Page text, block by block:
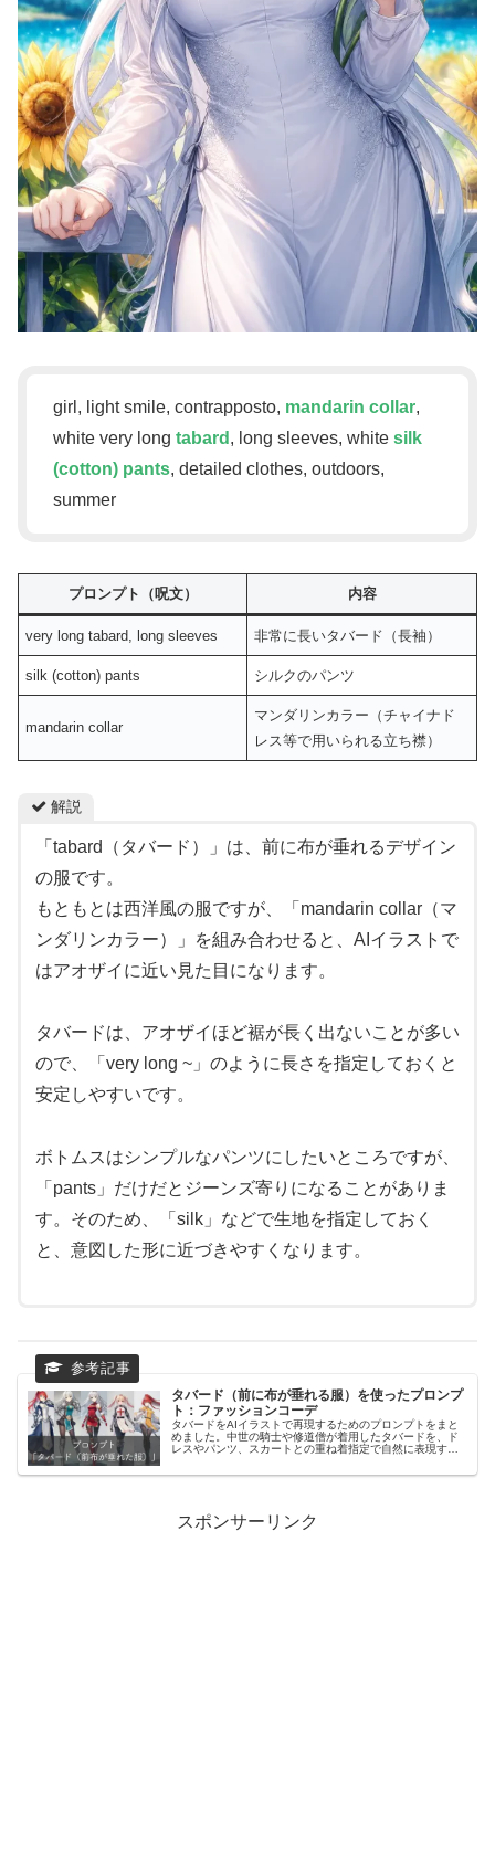
girl, light smile, contrapposto, mandarin collar,
white very long tabard , long sleeves, white silk
(cotton) pants, detailed clothes, outdoors,
summer
プロンプト（呪文） 内容
very long tabard, long sleeves 非常に長いタバード（長袖）
silk (cotton) pants シルクのパンツ
mandarin collar
マンダリンカラー（チャイナド
レス等で用いられる立ち襟）
解説
「tabard（タバード）」は、前に布が垂れるデザイン
の服です。
もともとは西洋風の服ですが、「mandarin collar（マ
ンダリンカラー）」を組み合わせると、AIイラストで
はアオザイに近い見た目になります。
タバードは、アオザイほど裾が長く出ないことが多い
ので、「very long ~」のように長さを指定しておくと
安定しやすいです。
ボトムスはシンプルなパンツにしたいところですが、
「pants」だけだとジーンズ寄りになることがありま
す。そのため、「silk」などで生地を指定しておく
と、意図した形に近づきやすくなります。
タバード（前に布が垂れる服）を使ったプロンプ
ト：ファッションコーデ
タバードをAIイラストで再現するためのプロンプトをまと
めました。中世の騎士や修道僧が着用したタバードを、ド
レスやパンツ、スカートとの重ね着指定で自然に表現する
タイル、十字騎士風などの応用例、オリジナルのファッシ
スポンサーリンク